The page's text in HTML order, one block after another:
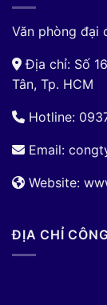
Văn phòng đại
Địa chỉ: Số
Tân, Tp. HCM
Hotline:
Email:
Website:
ĐỊA CHỈ